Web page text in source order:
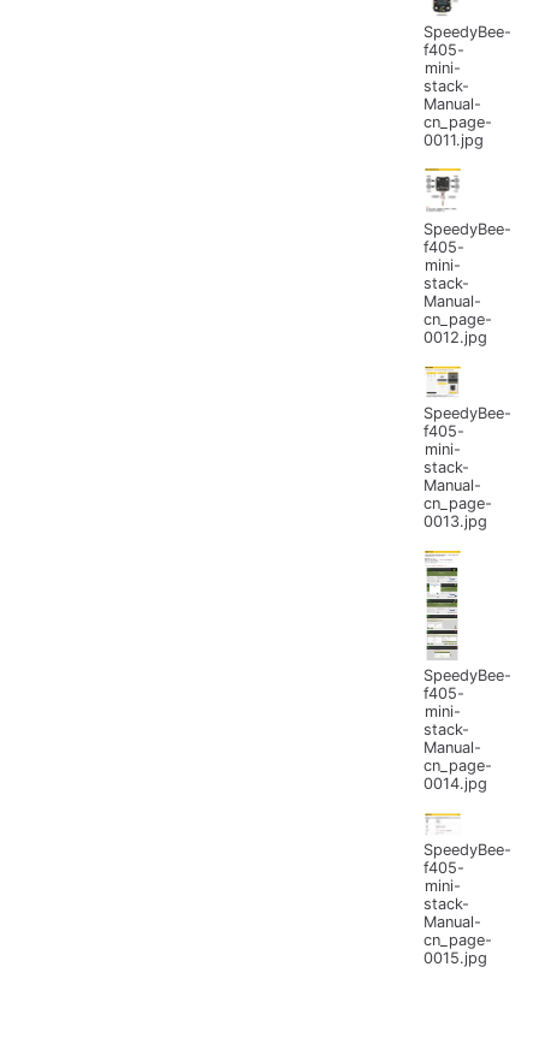
SpeedyBee-
f405-
mini-
stack-
Manual-
cn_page-
0011.jpg
SpeedyBee-
f405-
mini-
stack-
Manual-
cn_page-
0012.jpg
SpeedyBee-
f405-
mini-
stack-
Manual-
cn_page-
0013.jpg
SpeedyBee-
f405-
mini-
stack-
Manual-
cn_page-
0014.jpg
SpeedyBee-
f405-
mini-
stack-
Manual-
cn_page-
0015.jpg